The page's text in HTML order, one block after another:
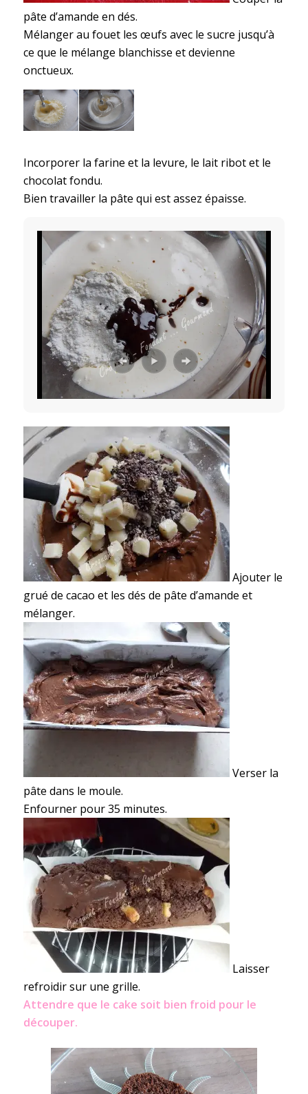
pâte d’amande en dés.
Mélanger au fouet les œufs avec le sucre jusqu’à
ce que le mélange blanchisse et devienne
onctueux.
Incorporer la farine et la levure, le lait ribot et le
chocolat fondu.
Bien travailler la pâte qui est assez épaisse.
Ajouter le
grué de cacao et les dés de pâte d’amande et
mélanger.
Verser la
pâte dans le moule.
Enfourner pour 35 minutes.
Laisser
refroidir sur une grille.
Attendre que le cake soit bien froid pour le
découper.